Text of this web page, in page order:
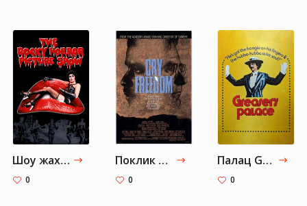
Шоу жахів Роккі Хоррора
0
Поклик свободи
0
Палац Greaser
0